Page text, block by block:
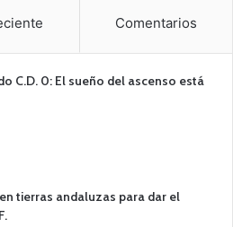
Comentarios
C.D. 0: El sueño del ascenso está
tierras andaluzas para dar el